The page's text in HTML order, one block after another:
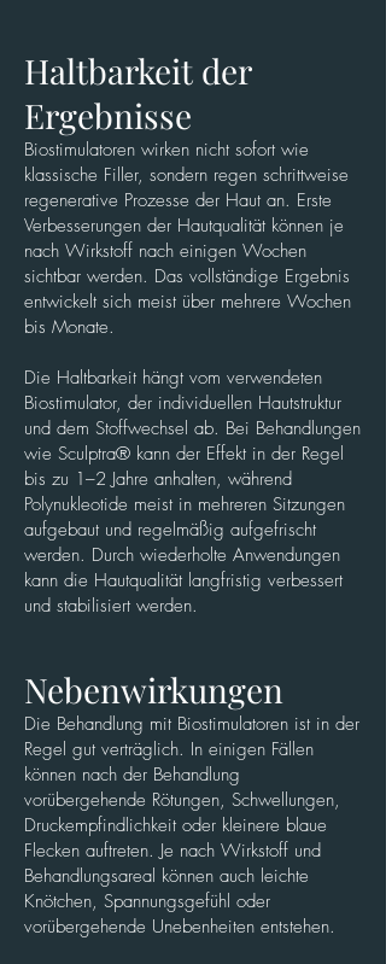
Haltbarkeit der
Ergebnisse
Biostimulatoren wirken nicht sofort wie
klassische Filler, sondern regen schrittweise
regenerative Prozesse der Haut an. Erste
Verbesserungen der Hautqualität können je
nach Wirkstoff nach einigen Wochen
sichtbar werden. Das vollständige Ergebnis
entwickelt sich meist über mehrere Wochen
bis Monate.
Die Haltbarkeit hängt vom verwendeten
Biostimulator, der individuellen Hautstruktur
und dem Stoffwechsel ab. Bei Behandlungen
wie Sculptra® kann der Effekt in der Regel
bis zu 1–2 Jahre anhalten, während
Polynukleotide meist in mehreren Sitzungen
aufgebaut und regelmäßig aufgefrischt
werden. Durch wiederholte Anwendungen
kann die Hautqualität langfristig verbessert
und stabilisiert werden.
Nebenwirkungen
Die Behandlung mit Biostimulatoren ist in der
Regel gut verträglich. In einigen Fällen
können nach der Behandlung
vorübergehende Rötungen, Schwellungen,
Druckempfindlichkeit oder kleinere blaue
Flecken auftreten. Je nach Wirkstoff und
Behandlungsareal können auch leichte
Knötchen, Spannungsgefühl oder
vorübergehende Unebenheiten entstehen.